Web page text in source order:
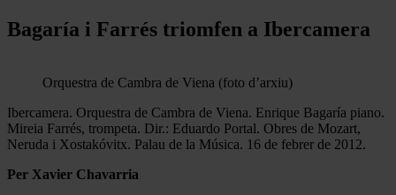
Bagaría i Farrés triomfen a Ibercamera
Orquestra de Cambra de Viena (foto d’arxiu)
Ibercamera. Orquestra de Cambra de Viena. Enrique Bagaría piano.
Mireia Farrés, trompeta. Dir.: Eduardo Portal. Obres de Mozart,
Neruda i Xostakóvitx. Palau de la Música. 16 de febrer de 2012.
Per Xavier Chavarria